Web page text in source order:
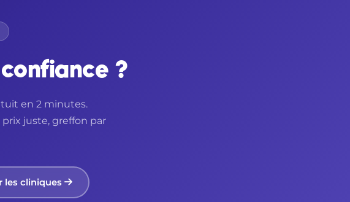
?
en 2 minutes.
juste, greffon par
les cliniques